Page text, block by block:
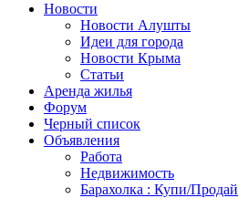
Новости
Новости Алушты
Идеи для города
Новости Крыма
Статьи
Аренда жилья
Форум
Черный список
Объявления
Работа
Недвижимость
Барахолка : Купи/Продай